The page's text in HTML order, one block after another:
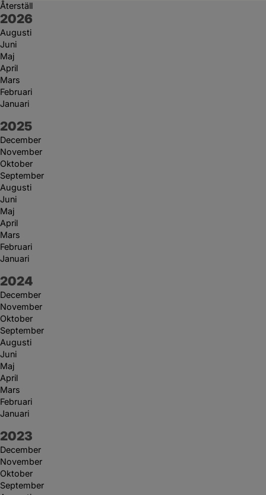
Återställ
År:
2026
Augusti
Juni
Maj
April
Mars
Februari
Januari
År:
2025
December
November
Oktober
September
Augusti
Juni
Maj
April
Mars
Februari
Januari
År:
2024
December
November
Oktober
September
Augusti
Juni
Maj
April
Mars
Februari
Januari
År:
2023
December
November
Oktober
September